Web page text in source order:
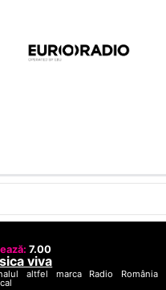
7.00
viva
altfel marca Radio România